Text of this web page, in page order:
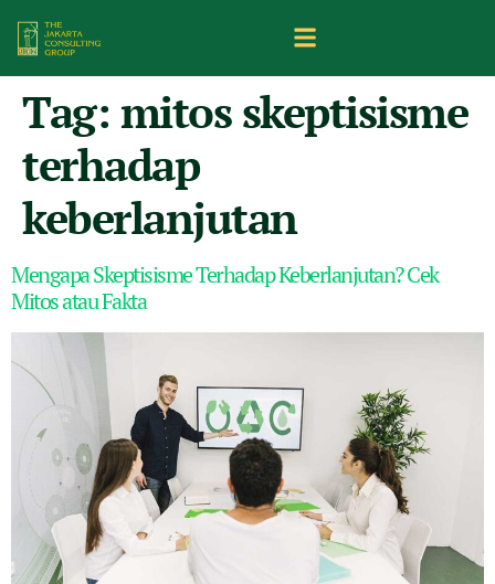
Tag: mitos skeptisisme
terhadap
keberlanjutan
Mengapa Skeptisisme Terhadap Keberlanjutan? Cek
Mitos atau Fakta